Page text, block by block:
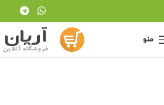
منو